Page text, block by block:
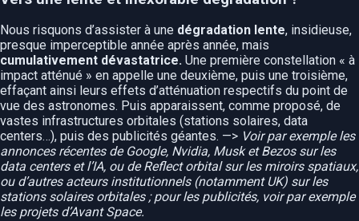
Nous risquons d’assister à une dégradation lente, insidieuse,
presque imperceptible année après année, mais
cumulativement dévastatrice. Une première constellation « à
impact atténué » en appelle une deuxième, puis une troisième,
effaçant ainsi leurs effets d’atténuation respectifs du point de
vue des astronomes. Puis apparaissent, comme proposé, de
vastes infrastructures orbitales (stations solaires, data
centers…), puis des publicités géantes. —> Voir par exemple les
annonces récentes de Google, Nvidia, Musk et Bezos sur les
data centers et l’IA, ou de Reflect orbital sur les miroirs spatiaux,
ou d’autres acteurs institutionnels (notamment UK) sur les
stations solaires orbitales ; pour les publicités, voir par exemple
les projets d’Avant Space.